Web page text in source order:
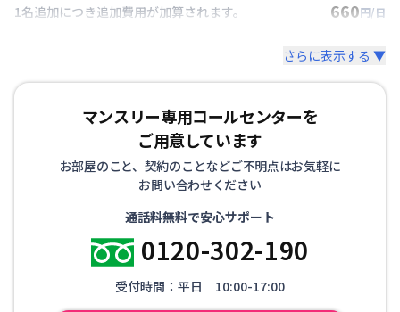
1名追加につき追加費用が加算されます。 660円/日
さらに表示する ▼
マンスリー専用コールセンターを
ご用意しています
お部屋のこと、契約のことなどご不明点はお気軽に
お問い合わせください
通話料無料で安心サポート
0120-302-190
受付時間：平日 10:00-17:00